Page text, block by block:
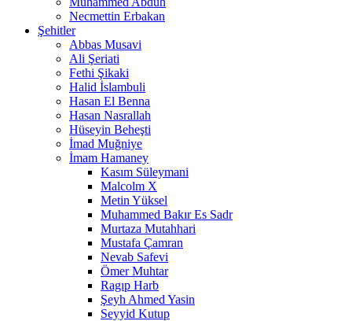
Necmettin Erbakan
Şehitler
Abbas Musavi
Ali Şeriati
Fethi Şikaki
Halid İslambuli
Hasan El Benna
Hasan Nasrallah
Hüseyin Beheşti
İmad Muğniye
İmam Hamaney
Kasım Süleymani
Malcolm X
Metin Yüksel
Muhammed Bakır Es Sadr
Murtaza Mutahhari
Mustafa Çamran
Nevab Safevi
Ömer Muhtar
Ragıp Harb
Şeyh Ahmed Yasin
Seyyid Kutup